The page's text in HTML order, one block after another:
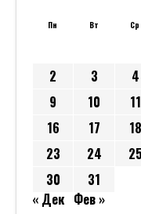
Пн Вт Ср
2
3 4
9
10 11
16
17 18
23
24 25
30
31
« Дек Фев »